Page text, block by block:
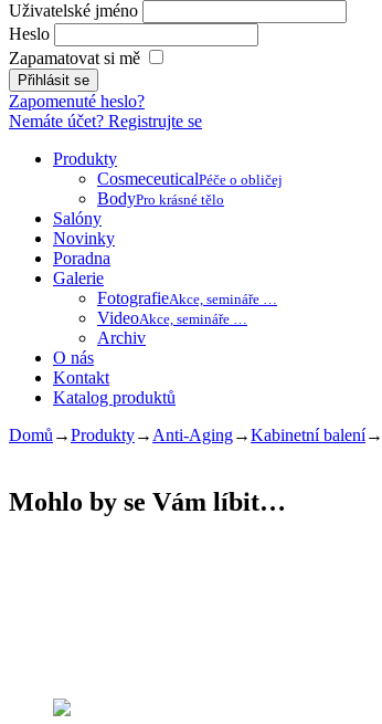
Uživatelské jméno
Heslo
Zapamatovat si mě
Zapomenuté heslo?
Nemáte účet? Registrujte se
Produkty
CosmeceuticalPéče o obličej
BodyPro krásné tělo
Salóny
Novinky
Poradna
Galerie
FotografieAkce, semináře …
VideoAkce, semináře …
Archiv
O nás
Kontakt
Katalog produktů
Domů →Produkty→ Anti-Aging→Kabinetní balení→
Mohlo by se Vám líbit…